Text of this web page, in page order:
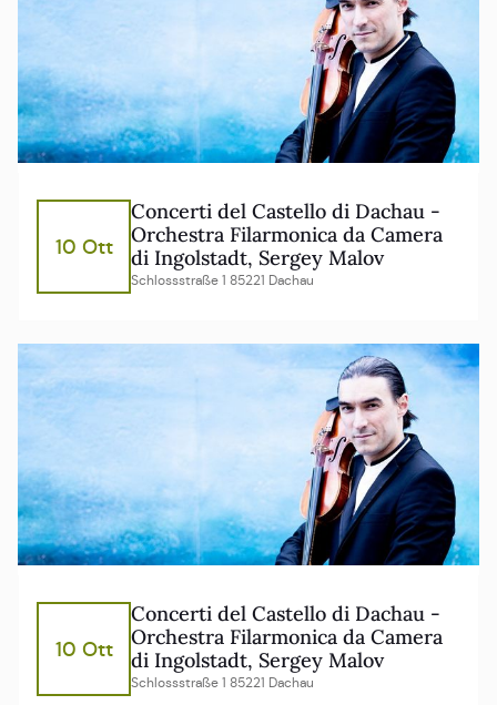
10 Ott
Concerti del Castello di Dachau -
Orchestra Filarmonica da Camera
di Ingolstadt, Sergey Malov
Schlossstraße 1 85221 Dachau
10 Ott
Concerti del Castello di Dachau -
Orchestra Filarmonica da Camera
di Ingolstadt, Sergey Malov
Schlossstraße 1 85221 Dachau